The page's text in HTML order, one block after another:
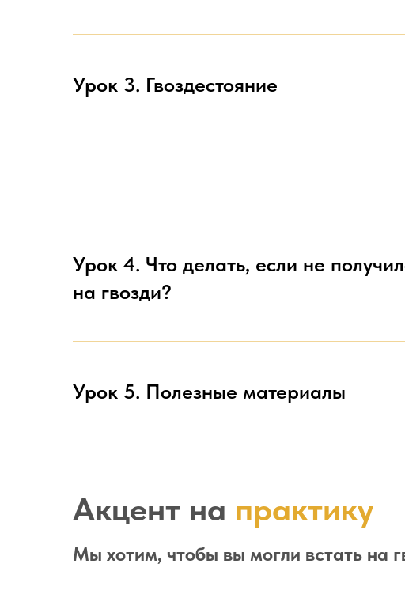
Урок 3. Гвоздестояние
Урок 4. Что делать, если не
на гвозди?
Урок 5. Полезные материалы
Акцент на практику
Мы хотим, чтобы вы могли встать на